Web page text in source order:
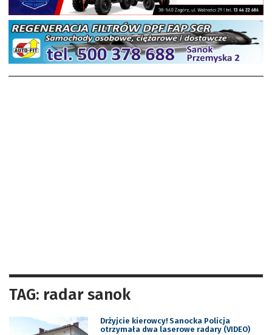
TAG: radar sanok
Drżyjcie kierowcy! Sanocka Policja
otrzymała dwa laserowe radary (VIDEO)